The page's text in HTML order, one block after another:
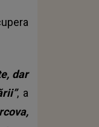
dar
, a